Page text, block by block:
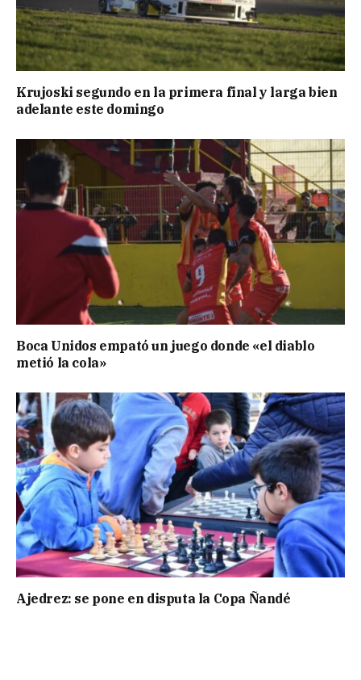
Krujoski segundo en la primera final y larga bien
adelante este domingo
Boca Unidos empató un juego donde «el diablo
metió la cola»
Ajedrez: se pone en disputa la Copa Ñandé